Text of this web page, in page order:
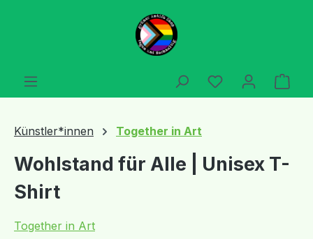
Zum Hauptinhalt springen
Du hast 0
Künstler*innen Together in Art
Wohlstand für Alle | Unisex T-
Shirt
Together in Art